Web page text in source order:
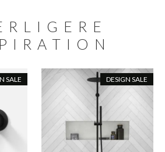
SALE DESIGN SALE